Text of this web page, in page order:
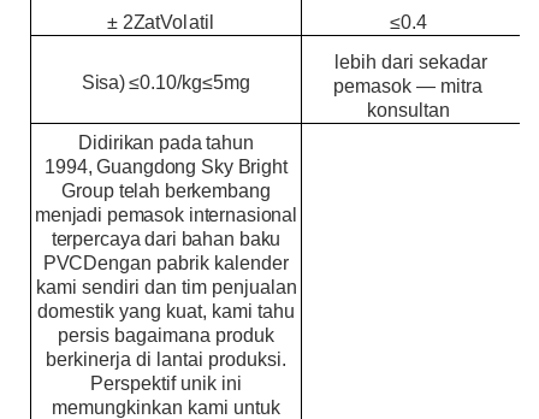
± 2ZatVolatil ≤0.4
Sisa)≤0.10/kg≤5mg
lebih dari sekadar
pemasok — mitra
konsultan
Didirikan pada tahun
1994, Guangdong Sky Bright
Group telah berkembang
menjadi pemasok internasional
terpercaya dari bahan baku
PVCDengan pabrik kalender
kami sendiri dan tim penjualan
domestik yang kuat, kami tahu
persis bagaimana produk
berkinerja di lantai produksi.
Perspektif unik ini
memungkinkan kami untuk